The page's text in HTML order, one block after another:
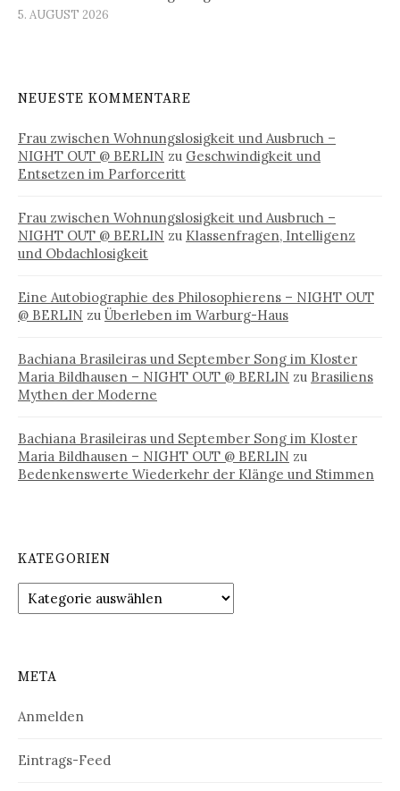
5. AUGUST 2026
NEUESTE KOMMENTARE
Frau zwischen Wohnungslosigkeit und Ausbruch –
NIGHT OUT @ BERLIN zu Geschwindigkeit und
Entsetzen im Parforceritt
Frau zwischen Wohnungslosigkeit und Ausbruch –
NIGHT OUT @ BERLIN zu Klassenfragen, Intelligenz
und Obdachlosigkeit
Eine Autobiographie des Philosophierens – NIGHT OUT
@ BERLIN zu Überleben im Warburg-Haus
Bachiana Brasileiras und September Song im Kloster
Maria Bildhausen – NIGHT OUT @ BERLIN zu Brasiliens
Mythen der Moderne
Bachiana Brasileiras und September Song im Kloster
Maria Bildhausen – NIGHT OUT @ BERLIN zu
Bedenkenswerte Wiederkehr der Klänge und Stimmen
KATEGORIEN
Kategorien
META
Anmelden
Eintrags-Feed